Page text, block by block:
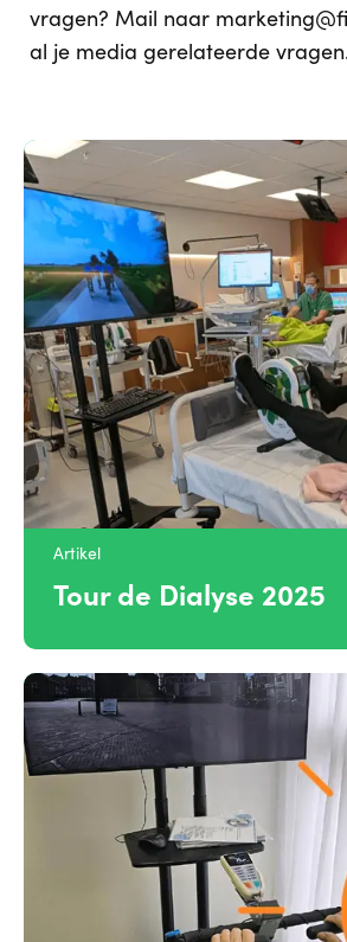
vragen? Mail naar
al je media gerelateerde
Artikel
Tour de Dialyse 2025